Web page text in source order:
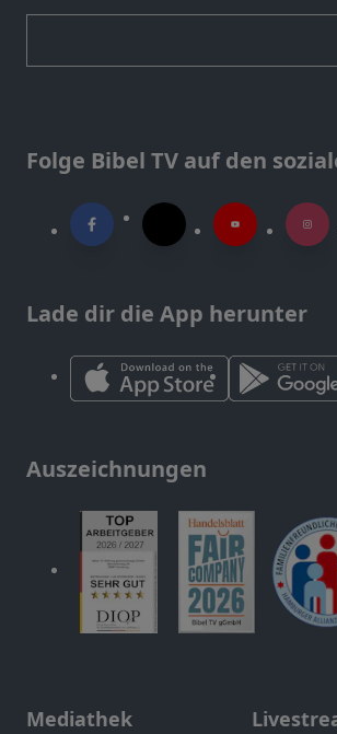
Folge Bibel TV auf den
Lade dir die App herunter
Auszeichnungen
Mediathek